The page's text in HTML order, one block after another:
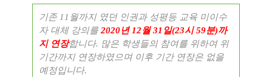
기존 11 월까지 였던 인권과 성평등 교육 미이수
자 대체 강의를2020년12월31 일(23시59분)까
지 연장합니다. 많은 학생들의 참여를 위하여 위
기간까지 연장하였으며 이후 기간 연장은 없을
예정입니다.